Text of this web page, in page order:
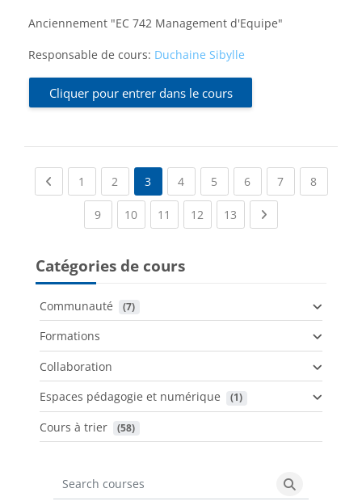
Anciennement "EC 742 Management d'Equipe"
Responsable de cours: Duchaine Sibylle
Cliquer pour entrer dans le cours
Previous page
1 (current)
2 (current)
3 4(current)
5 (current)
6(current)
7(current)
8(current)
9(current)
10(current)
11 (current)
12 (current)
13 (current)Next page
Catégories de cours
Communauté (7)
Formations
Collaboration
Espaces pédagogie et numérique
(1)
Cours à trier (58)
Search courses